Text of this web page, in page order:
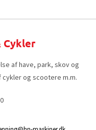
Cykler
af have, park, skov og
cykler og scootere m.m.